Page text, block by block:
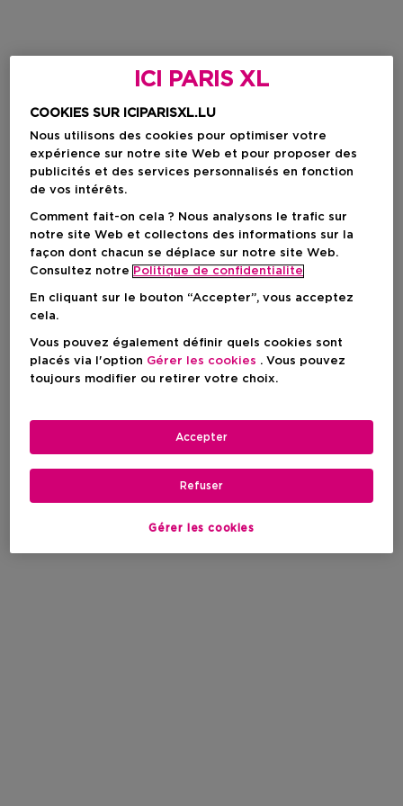
ICI PARIS XL
COOKIES SUR ICIPARISXL.LU
Nous utilisons des cookies pour optimiser votre
expérience sur notre site Web et pour proposer des
publicités et des services personnalisés en fonction
de vos intérêts.
Comment fait-on cela ? Nous analysons le trafic sur
notre site Web et collectons des informations sur la
façon dont chacun se déplace sur notre site Web.
Consultez notre Politique de confidentialite
En cliquant sur le bouton “Accepter”, vous acceptez
cela.
Vous pouvez également définir quels cookies sont
placés via l'option Gérer les cookies . Vous pouvez
toujours modifier ou retirer votre choix.
Gérer les cookies
Refuser
Accepter